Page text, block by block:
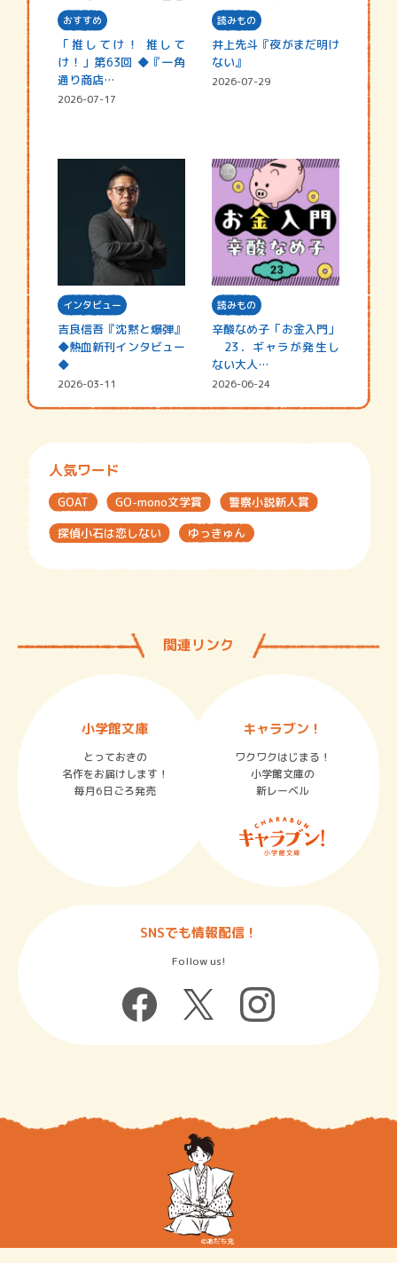
おすすめ
「推してけ！ 推して
け！」第63回 ◆『一角
通り商店…
2026-07-17
読みもの
井上先斗『夜がまだ明け
ない』
2026-07-29
インタビュー
吉良信吾『沈黙と爆弾』
◆熱血新刊インタビュー
◆
2026-03-11
読みもの
辛酸なめ子「お金入門」
23．ギャラが発生し
ない大人…
2026-06-24
人気ワード
GOAT GO-mono文学賞
警察小説新人賞
探偵小石は恋しない
ゆっきゅん
関連リンク
小学館文庫
とっておきの
名作をお届けします！
毎月6日ごろ発売
キャラブン！
ワクワクはじまる！
小学館文庫の
新レーベル
SNSでも情報配信！
Follow us!